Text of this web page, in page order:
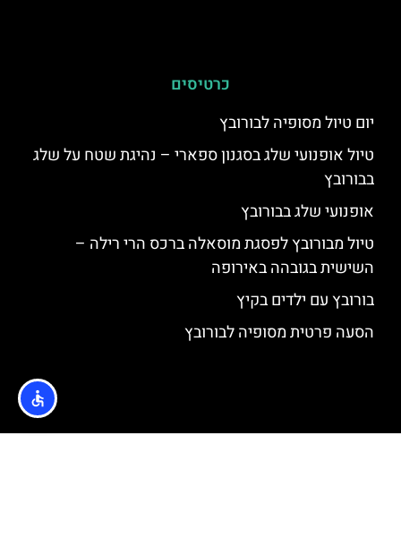
כרטיסים
יום טיול מסופיה לבורובץ
טיול אופנועי שלג בסגנון ספארי – נהיגת שטח על שלג
בבורובץ
אופנועי שלג בבורובץ
טיול מבורובץ לפסגת מוסאלה ברכס הרי רילה –
השישית בגובהה באירופה
בורובץ עם ילדים בקיץ
הסעה פרטית מסופיה לבורובץ